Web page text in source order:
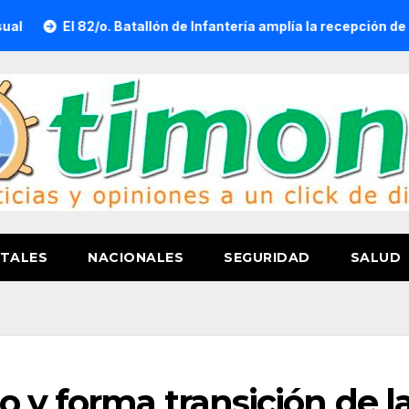
82/o. Batallón de Infantería amplía la recepción de
NACIONALES SEGURIDAD SALUD